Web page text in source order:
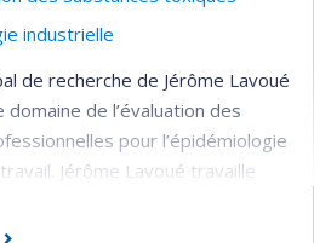
industrielle
de recherche de Jérôme Lavoué
domaine de l’évaluation des
pour l’épidémiologie
Jérôme Lavoué travaille
le développement d’une matrice
aux substances chimiques